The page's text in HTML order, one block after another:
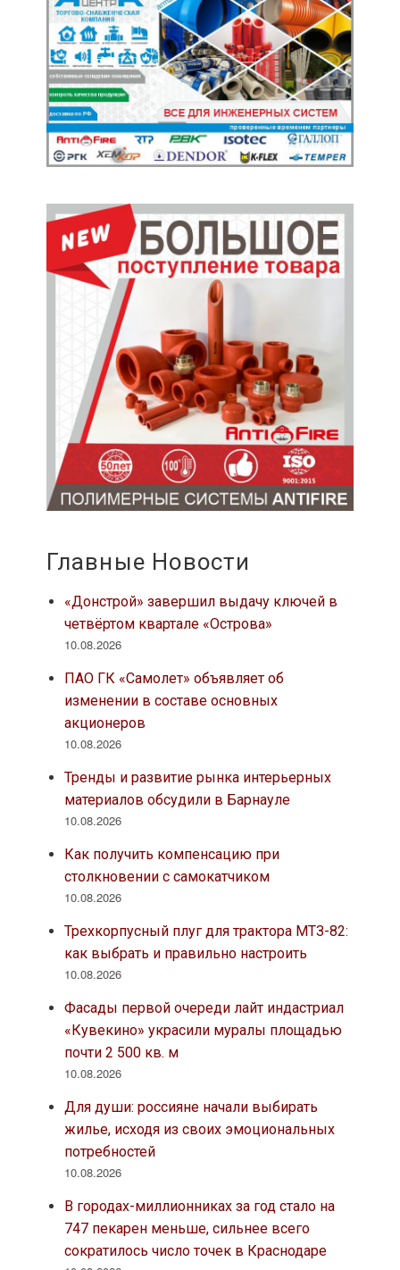
Главные Новости
«Донстрой» завершил выдачу ключей в
четвёртом квартале «Острова»
10.08.2026
ПАО ГК «Самолет» объявляет об
изменении в составе основных
акционеров
10.08.2026
Тренды и развитие рынка интерьерных
материалов обсудили в Барнауле
10.08.2026
Как получить компенсацию при
столкновении с самокатчиком
10.08.2026
Трехкорпусный плуг для трактора МТЗ-82:
как выбрать и правильно настроить
10.08.2026
Фасады первой очереди лайт индастриал
«Кувекино» украсили муралы площадью
почти 2 500 кв. м
10.08.2026
Для души: россияне начали выбирать
жилье, исходя из своих эмоциональных
потребностей
10.08.2026
В городах-миллионниках за год стало на
747 пекарен меньше, сильнее всего
сократилось число точек в Краснодаре